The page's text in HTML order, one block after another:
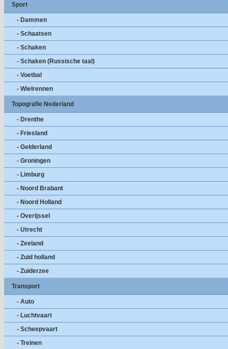
Sport
- Dammen
- Schaatsen
- Schaken
- Schaken (Russische taal)
- Voetbal
- Wielrennen
Topografie Nederland
- Drenthe
- Friesland
- Gelderland
- Groningen
- Limburg
- Noord Brabant
- Noord Holland
- Overijssel
- Utrecht
- Zeeland
- Zuid holland
- Zuiderzee
Transport
- Auto
- Luchtvaart
- Scheepvaart
- Treinen